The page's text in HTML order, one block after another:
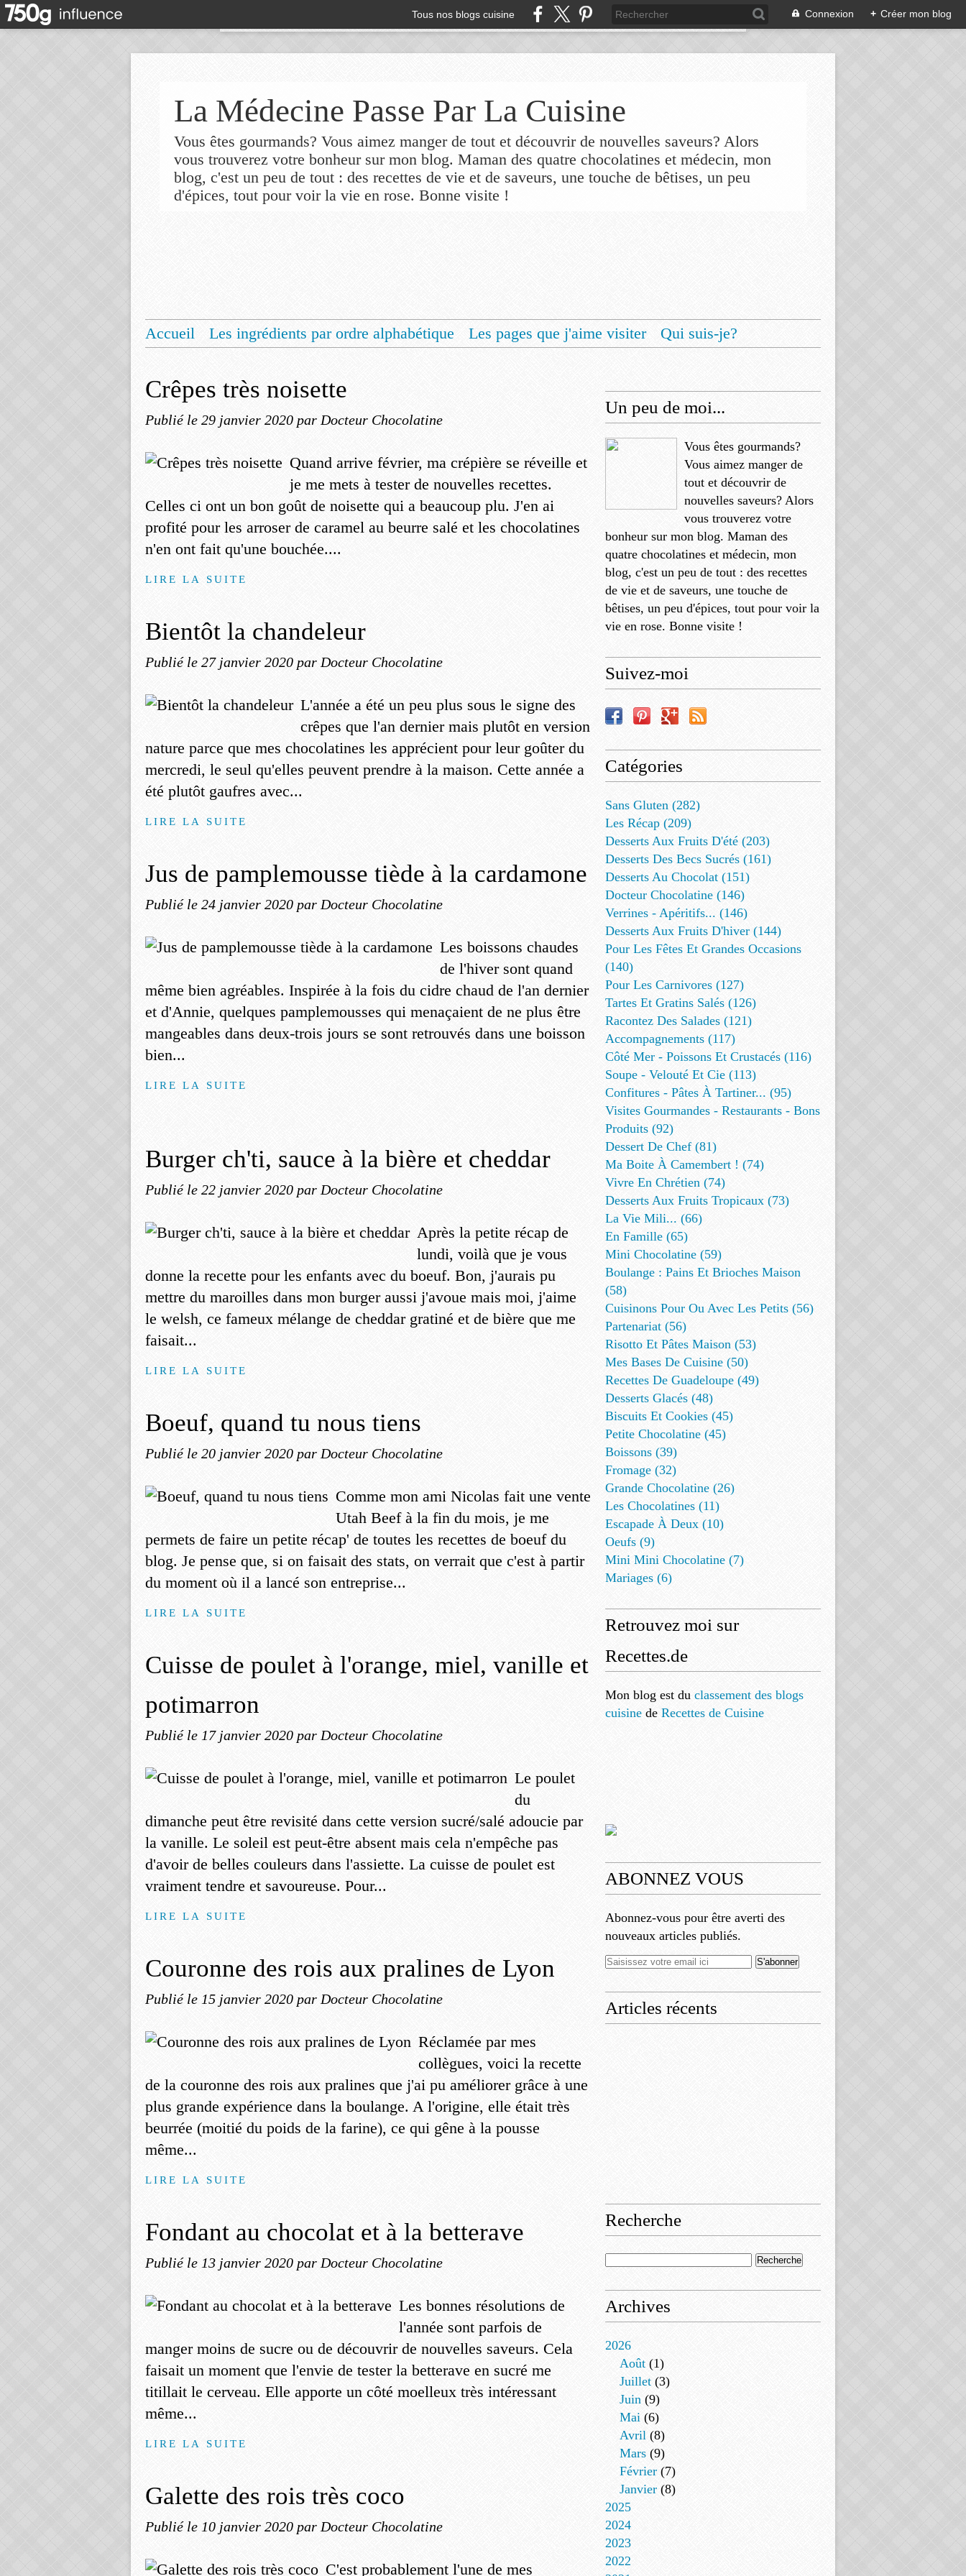
Tous nos blogs cuisine Connexion + Créer mon blog
La Médecine Passe Par La Cuisine
Vous êtes gourmands? Vous aimez manger de tout et découvrir de nouvelles saveurs? Alors
vous trouverez votre bonheur sur mon blog. Maman des quatre chocolatines et médecin, mon
blog, c'est un peu de tout : des recettes de vie et de saveurs, une touche de bêtises, un peu
d'épices, tout pour voir la vie en rose. Bonne visite !
Accueil Les ingrédients par ordre alphabétique Les pages que j'aime visiter
Qui suis-je?
Crêpes très noisette
Publié le 29 janvier 2020 par Docteur Chocolatine
Quand arrive février, ma crépière se réveille et
je me mets à tester de nouvelles recettes.
Celles ci ont un bon goût de noisette qui a beaucoup plu. J'en ai
profité pour les arroser de caramel au beurre salé et les chocolatines
n'en ont fait qu'une bouchée....
LIRE LA SUITE
Bientôt la chandeleur
Publié le 27 janvier 2020 par Docteur Chocolatine
L'année a été un peu plus sous le signe des
crêpes que l'an dernier mais plutôt en version
nature parce que mes chocolatines les apprécient pour leur goûter du
mercredi, le seul qu'elles peuvent prendre à la maison. Cette année a
été plutôt gaufres avec...
LIRE LA SUITE
Jus de pamplemousse tiède à la cardamone
Publié le 24 janvier 2020 par Docteur Chocolatine
Les boissons chaudes
de l'hiver sont quand
même bien agréables. Inspirée à la fois du cidre chaud de l'an dernier
et d'Annie, quelques pamplemousses qui menaçaient de ne plus être
mangeables dans deux-trois jours se sont retrouvés dans une boisson
bien...
LIRE LA SUITE
Burger ch'ti, sauce à la bière et cheddar
Publié le 22 janvier 2020 par Docteur Chocolatine
Après la petite récap de
lundi, voilà que je vous
donne la recette pour les enfants avec du boeuf. Bon, j'aurais pu
mettre du maroilles dans mon burger aussi j'avoue mais moi, j'aime
le welsh, ce fameux mélange de cheddar gratiné et de bière que me
faisait...
LIRE LA SUITE
Boeuf, quand tu nous tiens
Publié le 20 janvier 2020 par Docteur Chocolatine
Comme mon ami Nicolas fait une vente
Utah Beef à la fin du mois, je me
permets de faire un petite récap' de toutes les recettes de boeuf du
blog. Je pense que, si on faisait des stats, on verrait que c'est à partir
du moment où il a lancé son entreprise...
LIRE LA SUITE
Cuisse de poulet à l'orange, miel, vanille et
potimarron
Publié le 17 janvier 2020 par Docteur Chocolatine
Le poulet
du
dimanche peut être revisité dans cette version sucré/salé adoucie par
la vanille. Le soleil est peut-être absent mais cela n'empêche pas
d'avoir de belles couleurs dans l'assiette. La cuisse de poulet est
vraiment tendre et savoureuse. Pour...
LIRE LA SUITE
Couronne des rois aux pralines de Lyon
Publié le 15 janvier 2020 par Docteur Chocolatine
Réclamée par mes
collègues, voici la recette
de la couronne des rois aux pralines que j'ai pu améliorer grâce à une
plus grande expérience dans la boulange. A l'origine, elle était très
beurrée (moitié du poids de la farine), ce qui gêne à la pousse
même...
LIRE LA SUITE
Fondant au chocolat et à la betterave
Publié le 13 janvier 2020 par Docteur Chocolatine
Les bonnes résolutions de
l'année sont parfois de
manger moins de sucre ou de découvrir de nouvelles saveurs. Cela
faisait un moment que l'envie de tester la betterave en sucré me
titillait le cerveau. Elle apporte un côté moelleux très intéressant
même...
LIRE LA SUITE
Galette des rois très coco
Publié le 10 janvier 2020 par Docteur Chocolatine
C'est probablement l'une de mes
Un peu de moi...
Vous êtes gourmands?
Vous aimez manger de
tout et découvrir de
nouvelles saveurs? Alors
vous trouverez votre
bonheur sur mon blog. Maman des
quatre chocolatines et médecin, mon
blog, c'est un peu de tout : des recettes
de vie et de saveurs, une touche de
bêtises, un peu d'épices, tout pour voir la
vie en rose. Bonne visite !
Suivez-moi
Catégories
Sans Gluten (282)
Les Récap (209)
Desserts Aux Fruits D'été (203)
Desserts Des Becs Sucrés (161)
Desserts Au Chocolat (151)
Docteur Chocolatine (146)
Verrines - Apéritifs... (146)
Desserts Aux Fruits D'hiver (144)
Pour Les Fêtes Et Grandes Occasions
(140)
Pour Les Carnivores (127)
Tartes Et Gratins Salés (126)
Racontez Des Salades (121)
Accompagnements (117)
Côté Mer - Poissons Et Crustacés (116)
Soupe - Velouté Et Cie (113)
Confitures - Pâtes À Tartiner... (95)
Visites Gourmandes - Restaurants - Bons
Produits (92)
Dessert De Chef (81)
Ma Boite À Camembert ! (74)
Vivre En Chrétien (74)
Desserts Aux Fruits Tropicaux (73)
La Vie Mili... (66)
En Famille (65)
Mini Chocolatine (59)
Boulange : Pains Et Brioches Maison
(58)
Cuisinons Pour Ou Avec Les Petits (56)
Partenariat (56)
Risotto Et Pâtes Maison (53)
Mes Bases De Cuisine (50)
Recettes De Guadeloupe (49)
Desserts Glacés (48)
Biscuits Et Cookies (45)
Petite Chocolatine (45)
Boissons (39)
Fromage (32)
Grande Chocolatine (26)
Les Chocolatines (11)
Escapade À Deux (10)
Oeufs (9)
Mini Mini Chocolatine (7)
Mariages (6)
Retrouvez moi sur
Recettes.de
Mon blog est du classement des blogs
cuisine de Recettes de Cuisine
ABONNEZ VOUS
Abonnez-vous pour être averti des
nouveaux articles publiés.
Articles récents
Recherche
Archives
2026
Août (1)
Juillet (3)
Juin (9)
Mai (6)
Avril (8)
Mars (9)
Février (7)
Janvier (8)
2025
2024
2023
2022